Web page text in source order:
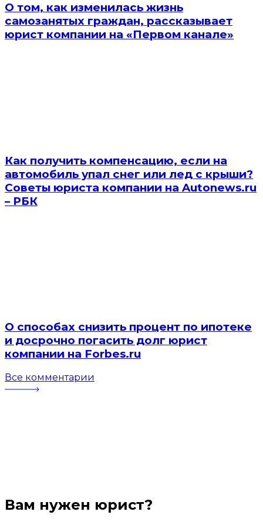
О том, как изменилась жизнь
самозанятых граждан, рассказывает
юрист компании на «Первом канале»
Как получить компенсацию, если на
автомобиль упал снег или лед с крыши?
Советы юриста компании на Autonews.ru
– РБК
О способах снизить процент по ипотеке
и досрочно погасить долг юрист
компании на Forbes.ru
Все комментарии
Вам нужен юрист?